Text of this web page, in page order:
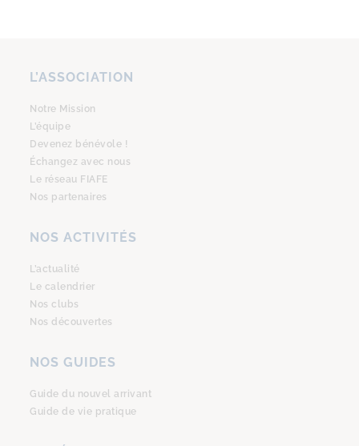
L’ASSOCIATION
Notre Mission
L’équipe
Devenez bénévole !
Échangez avec nous
Le réseau FIAFE
Nos partenaires
NOS ACTIVITÉS
L’actualité
Le calendrier
Nos clubs
Nos découvertes
NOS GUIDES
Guide du nouvel arrivant
Guide de vie pratique